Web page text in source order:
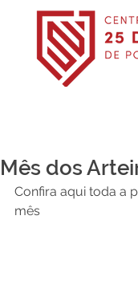
Mês dos
Confira aqui toda a
mês